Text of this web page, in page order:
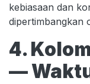
kebiasaan dan
dipertimbangkan
4.
—